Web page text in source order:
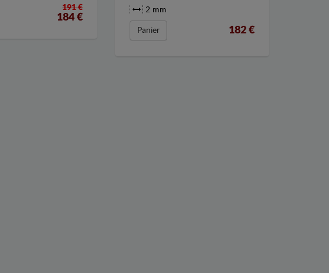
191 €
184 €
2 mm
Panier 182€